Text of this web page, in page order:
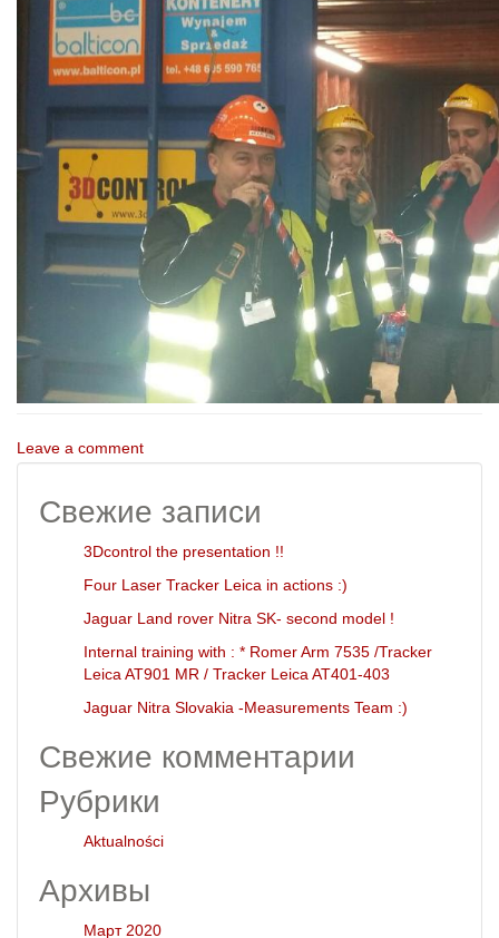
Leave a comment
Свежие записи
3Dcontrol the presentation !!
Four Laser Tracker Leica in actions :)
Jaguar Land rover Nitra SK- second model !
Internal training with : * Romer Arm 7535 /Tracker
Leica AT901 MR / Tracker Leica AT401-403
Jaguar Nitra Slovakia -Measurements Team :)
Свежие комментарии
Рубрики
Aktualności
Архивы
Март 2020